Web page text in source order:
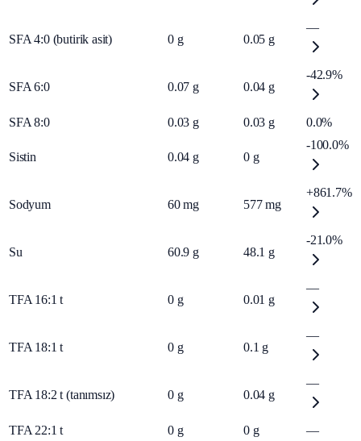
SFA 4:0 (butirik asit) 0 g 0.05 g
—
SFA 6:0 0.07 g 0.04 g
-42.9%
SFA 8:0 0.03 g 0.03 g 0.0%
Sistin 0.04 g 0 g
-100.0%
Sodyum 60 mg 577 mg
+861.7%
Su 60.9 g 48.1 g
-21.0%
TFA 16:1 t 0 g 0.01 g
—
TFA 18:1 t 0 g 0.1 g
—
TFA 18:2 t (tanımsız) 0 g 0.04 g
—
TFA 22:1 t 0 g 0 g —